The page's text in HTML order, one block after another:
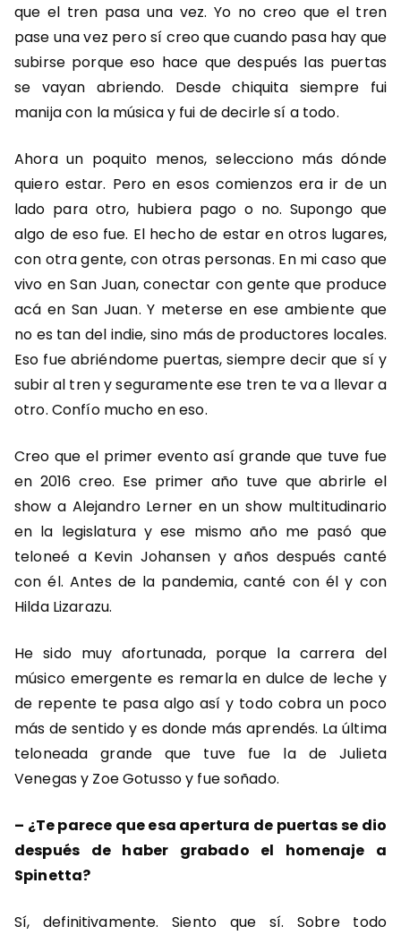
que el tren pasa una vez. Yo no creo que el tren
pase una vez pero sí creo que cuando pasa hay que
subirse porque eso hace que después las puertas
se vayan abriendo. Desde chiquita siempre fui
manija con la música y fui de decirle sí a todo.
Ahora un poquito menos, selecciono más dónde
quiero estar. Pero en esos comienzos era ir de un
lado para otro, hubiera pago o no. Supongo que
algo de eso fue. El hecho de estar en otros lugares,
con otra gente, con otras personas. En mi caso que
vivo en San Juan, conectar con gente que produce
acá en San Juan. Y meterse en ese ambiente que
no es tan del indie, sino más de productores locales.
Eso fue abriéndome puertas, siempre decir que sí y
subir al tren y seguramente ese tren te va a llevar a
otro. Confío mucho en eso.
Creo que el primer evento así grande que tuve fue
en 2016 creo. Ese primer año tuve que abrirle el
show a Alejandro Lerner en un show multitudinario
en la legislatura y ese mismo año me pasó que
teloneé a Kevin Johansen y años después canté
con él. Antes de la pandemia, canté con él y con
Hilda Lizarazu.
He sido muy afortunada, porque la carrera del
músico emergente es remarla en dulce de leche y
de repente te pasa algo así y todo cobra un poco
más de sentido y es donde más aprendés. La última
teloneada grande que tuve fue la de Julieta
Venegas y Zoe Gotusso y fue soñado.
– ¿Te parece que esa apertura de puertas se dio
después de haber grabado el homenaje a
Spinetta?
Sí, definitivamente. Siento que sí. Sobre todo